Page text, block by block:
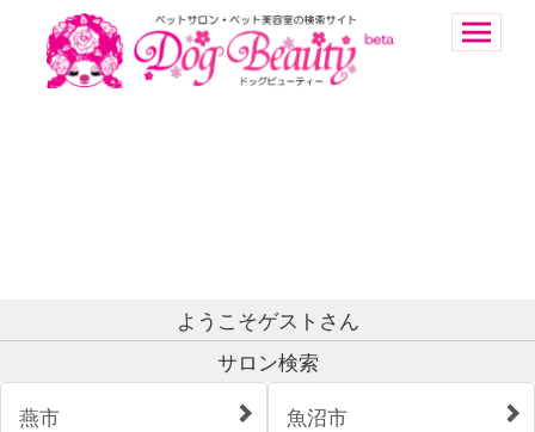
ようこそゲストさん
サロン検索
燕市
魚沼市